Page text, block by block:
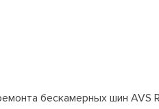
бескамерных шин AVS